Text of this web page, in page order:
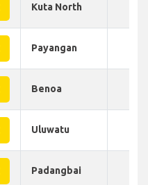
Kuta North
Payangan
Benoa
Uluwatu
Padangbai